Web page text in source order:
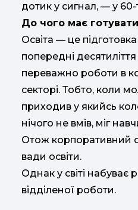
дотик у сигнал, — у 60-
До чого має готувати
Освіта — це
попередні десятиліття
переважно роботи в
секторі. Тобто, коли
приходив у якийсь
нічого не вмів, міг
Отож корпоративний
вади освіти.
Однак у світі набуває
відділеної роботи.